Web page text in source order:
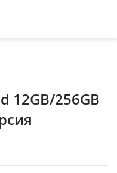
12GB/256GB